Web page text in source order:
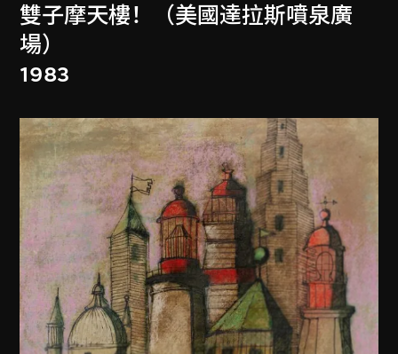
雙子摩天樓！（美國達拉斯噴泉廣
場）
1983